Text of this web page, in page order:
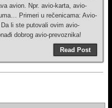
avion. Npr. avio-karta, avio-
Primeri u rečenicama: Avio-
li ste putovali ovim avio-
dobrog avio-prevoznika!
Read Post